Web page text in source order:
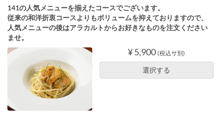
141の人気メニューを揃えたコースでございます。
従来の和洋折衷コースよりもボリュームを抑えておりますので、
人気メニューの後はアラカルトからお好きなものを注文ください
ませ。
¥ 5,900 (税込サ別)
選択する